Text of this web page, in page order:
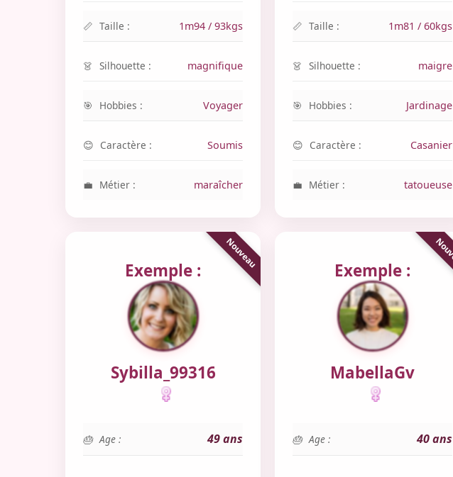
Taille : 1m94 / 93kgs
Silhouette : magnifique
Hobbies : Voyager
Caractère : Soumis
Métier : maraîcher
Taille : 1m81 / 60kgs
Silhouette : maigre
Hobbies : Jardinage
Caractère : Casanier
Métier : tatoueuse
Exemple :
Sybilla_99316
Age : 49 ans
Exemple :
MabellaGv
Age : 40 ans